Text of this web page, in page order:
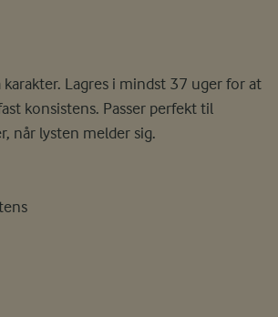
Lagres i mindst 37 uger for at
konsistens. Passer perfekt til
når lysten melder sig.